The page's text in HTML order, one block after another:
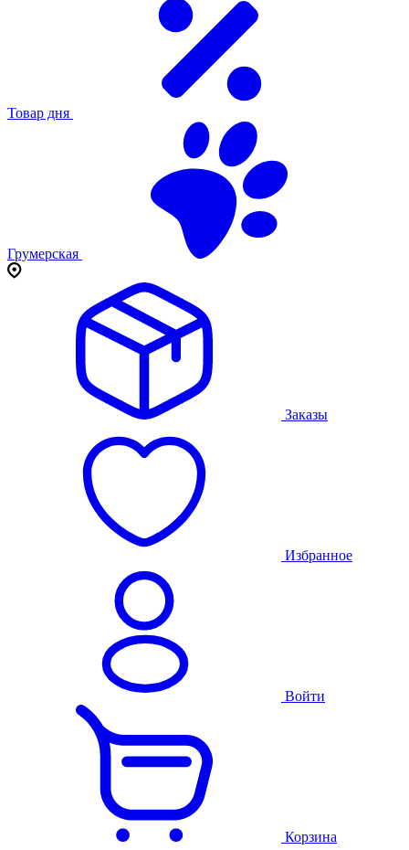
Товар дня
Грумерская
Заказы
Избранное
Войти
Корзина